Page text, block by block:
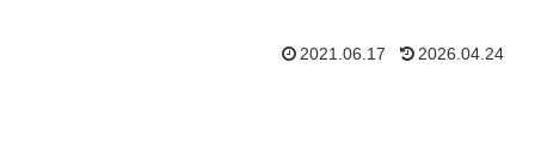
2021.06.17 2026.04.24